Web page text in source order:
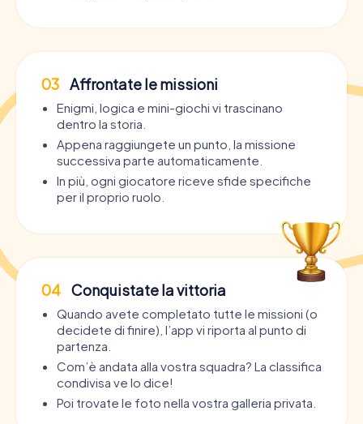
03 Affrontate le missioni
Enigmi, logica e mini-giochi vi trascinano
dentro la storia.
Appena raggiungete un punto, la missione
successiva parte automaticamente.
In più, ogni giocatore riceve sfide specifiche
per il proprio ruolo.
04 Conquistate la vittoria
Quando avete completato tutte le missioni (o
decidete di finire), l’app vi riporta al punto di
partenza.
Com’è andata alla vostra squadra? La classifica
condivisa ve lo dice!
Poi trovate le foto nella vostra galleria privata.